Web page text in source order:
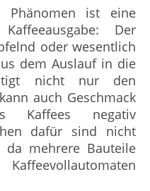
Phänomen ist eine
Der
oder wesentlich
dem Auslauf in die
nicht nur den
auch Geschmack
Kaffees negativ
dafür sind nicht
mehrere Bauteile